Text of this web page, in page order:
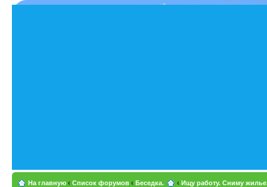
На главную ‹ Список форумов ‹ Беседка. ‹ Ищу работу. Сниму